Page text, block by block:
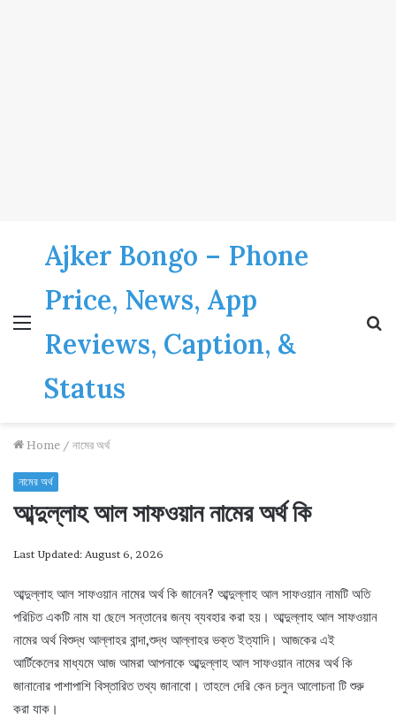
Menu
Ajker Bongo – Phone
Price, News, App
Reviews, Caption, &
Status
Home / নামের অর্থ
নামের অর্থ
আব্দুল্লাহ আল সাফওয়ান নামের অর্থ কি
Last Updated: August 6, 2026
আব্দুল্লাহ আল সাফওয়ান নামের অর্থ কি জানেন? আব্দুল্লাহ আল সাফওয়ান নামটি অতি
পরিচিত একটি নাম যা ছেলে সন্তানের জন্য ব্যবহার করা হয়। আব্দুল্লাহ আল সাফওয়ান
নামের অর্থ বিশুদ্ধ আল্লাহর বান্দা,শুদ্ধ আল্লাহর ভক্ত ইত্যাদি। আজকের এই
আর্টিকেলের মাধ্যমে আজ আমরা আপনাকে আব্দুল্লাহ আল সাফওয়ান নামের অর্থ কি
জানানোর পাশাপাশি বিস্তারিত তথ্য জানাবো। তাহলে দেরি কেন চলুন আলোচনা টি শুরু
করা যাক।